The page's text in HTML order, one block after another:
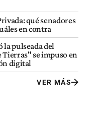
qué senadores
en contra
la pulseada del
Tierras" se impuso en
digital
VER MÁS